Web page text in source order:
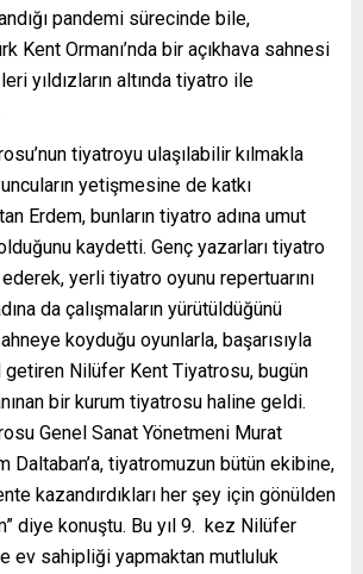
pandemi sürecinde bile,
Kent Ormanı’nda bir açıkhava sahnesi
yıldızların altında tiyatro ile
tiyatroyu ulaşılabilir kılmakla
yetişmesine de katkı
Erdem, bunların tiyatro adına umut
kaydetti. Genç yazarları tiyatro
yerli tiyatro oyunu repertuarını
da çalışmaların yürütüldüğünü
koyduğu oyunlarla, başarısıyla
Nilüfer Kent Tiyatrosu, bugün
bir kurum tiyatrosu haline geldi.
Genel Sanat Yönetmeni Murat
Daltaban’a, tiyatromuzun bütün ekibine,
kazandırdıkları her şey için gönülden
diye konuştu. Bu yıl 9. kez Nilüfer
ev sahipliği yapmaktan mutluluk